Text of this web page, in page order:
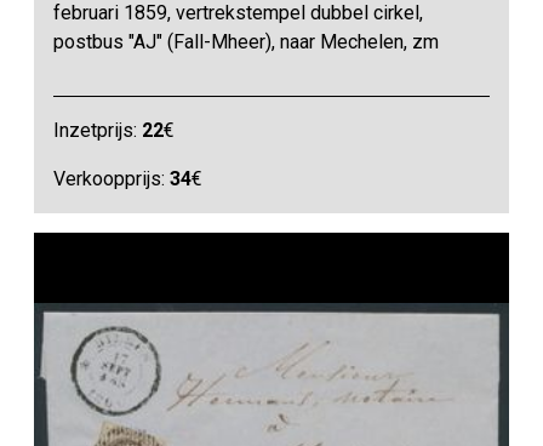
februari 1859, vertrekstempel dubbel cirkel,
postbus "AJ" (Fall-Mheer), naar Mechelen, zm
Inzetprijs: 22€
Verkoopprijs:34€